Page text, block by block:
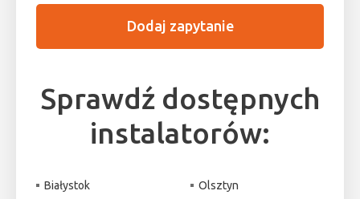
Dodaj zapytanie
Sprawdź dostępnych
instalatorów:
Białystok
Olsztyn